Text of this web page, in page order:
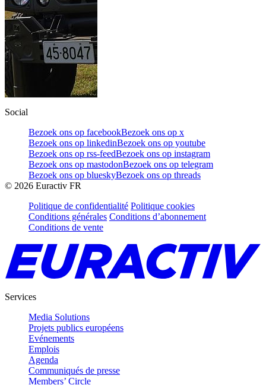
Social
Bezoek ons op facebookBezoek ons op x
Bezoek ons op linkedinBezoek ons op youtube
Bezoek ons op rss-feedBezoek ons op instagram
Bezoek ons op mastodonBezoek ons op telegram
Bezoek ons op blueskyBezoek ons op threads
© 2026 Euractiv FR
Politique de confidentialité Politique cookies
Conditions générales Conditions d’abonnement
Conditions de vente
Services
Media Solutions
Projets publics européens
Evénements
Emplois
Agenda
Communiqués de presse
Members’ Circle